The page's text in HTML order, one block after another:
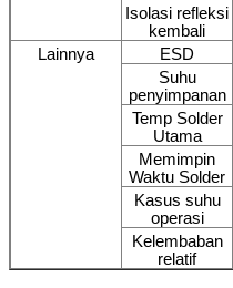
Isolasi refleksi
kembali
Lainnya ESD
Suhu
penyimpanan
Temp Solder
Utama
Memimpin
Waktu Solder
Kasus suhu
operasi
Kelembaban
relatif